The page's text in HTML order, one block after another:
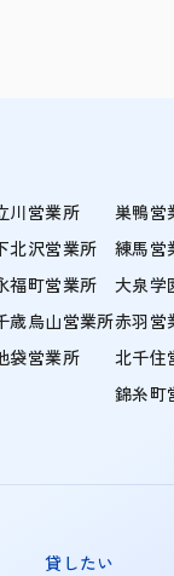
川営業所
北沢営業所
福町営業所
歳烏山営業所
袋営業所
巣鴨営
練馬営
大泉学
赤羽営
北千住
錦糸町
貸したい